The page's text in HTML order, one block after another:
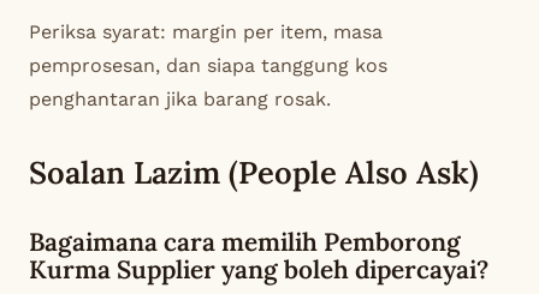
Periksa syarat: margin per item, masa
pemprosesan, dan siapa tanggung kos
penghantaran jika barang rosak.
Soalan Lazim (People Also Ask)
Bagaimana cara memilih Pemborong
Kurma Supplier yang boleh dipercayai?